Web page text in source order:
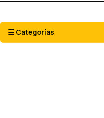
☰ Categorías